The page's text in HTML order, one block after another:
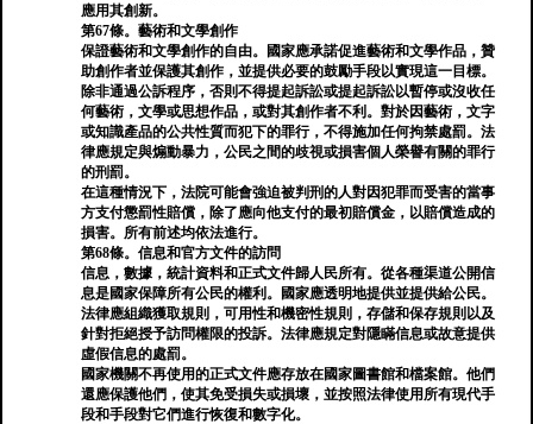
應用其創新。
第67條。藝術和文學創作
保證藝術和文學創作的自由。國家應承諾促進藝術和文學作品，贊
助創作者並保護其創作，並提供必要的鼓勵手段以實現這一目標。
除非通過公訴程序，否則不得提起訴訟或提起訴訟以暫停或沒收任
何藝術，文學或思想作品，或對其創作者不利。對於因藝術，文字
或知識產品的公共性質而犯下的罪行，不得施加任何拘禁處罰。法
律應規定與煽動暴力，公民之間的歧視或損害個人榮譽有關的罪行
的刑罰。
在這種情況下，法院可能會強迫被判刑的人對因犯罪而受害的當事
方支付懲罰性賠償，除了應向他支付的最初賠償金，以賠償造成的
損害。所有前述均依法進行。
第68條。信息和官方文件的訪問
信息，數據，統計資料和正式文件歸人民所有。從各種渠道公開信
息是國家保障所有公民的權利。國家應透明地提供並提供給公民。
法律應組織獲取規則，可用性和機密性規則，存儲和保存規則以及
針對拒絕授予訪問權限的投訴。法律應規定對隱瞞信息或故意提供
虛假信息的處罰。
國家機關不再使用的正式文件應存放在國家圖書館和檔案館。他們
還應保護他們，使其免受損失或損壞，並按照法律使用所有現代手
段和手段對它們進行恢復和數字化。